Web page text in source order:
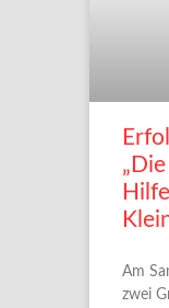
Am
zwei